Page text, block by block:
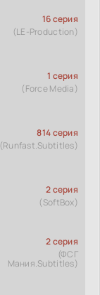
16 серия
(LE-Production)
1 серия
(Force Media)
814 серия
(Runfast.Subtitles)
2 серия
(SoftBox)
2 серия
(ФСГ
Мания.Subtitles)